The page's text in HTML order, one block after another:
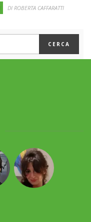
DI ROBERTA CAFFARATTI